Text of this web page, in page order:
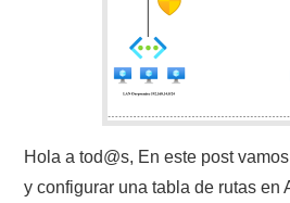
Hola a tod@s, En este post
y configurar una tabla de rutas en